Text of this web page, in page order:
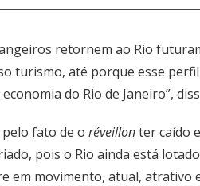
retornem ao Rio
turismo, até porque esse
do Rio de Janeiro”,
fato de o réveillonter caído
pois o Rio ainda está
em movimento, atual, atrativo